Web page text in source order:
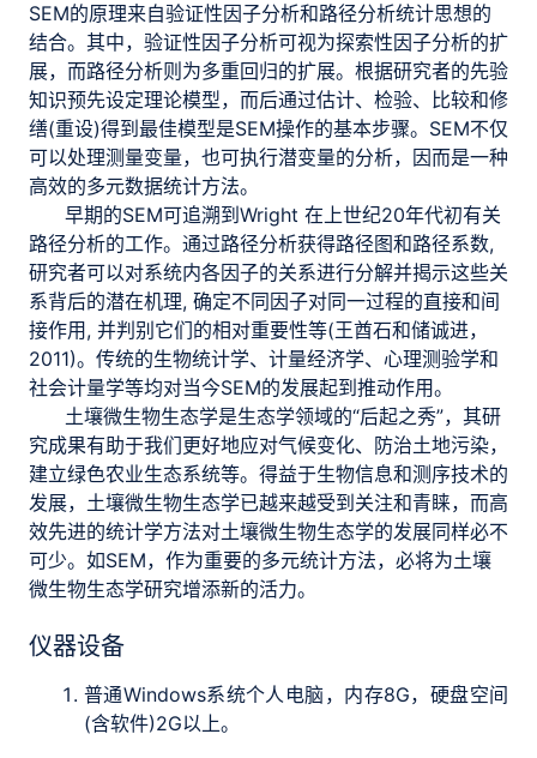
SEM的原理来自验证性因子分析和路径分析统计思想的
结合。其中，验证性因子分析可视为探索性因子分析的扩
展，而路径分析则为多重回归的扩展。根据研究者的先验
知识预先设定理论模型，而后通过估计、检验、比较和修
缮(重设)得到最佳模型是SEM操作的基本步骤。SEM不仅
可以处理测量变量，也可执行潜变量的分析，因而是一种
高效的多元数据统计方法。
早期的SEM可追溯到Wright 在上世纪20年代初有关
路径分析的工作。通过路径分析获得路径图和路径系数,
研究者可以对系统内各因子的关系进行分解并揭示这些关
系背后的潜在机理, 确定不同因子对同一过程的直接和间
接作用, 并判别它们的相对重要性等(王酋石和储诚进，
2011)。传统的生物统计学、计量经济学、心理测验学和
社会计量学等均对当今SEM的发展起到推动作用。
土壤微生物生态学是生态学领域的“后起之秀”，其研
究成果有助于我们更好地应对气候变化、防治土地污染，
建立绿色农业生态系统等。得益于生物信息和测序技术的
发展，土壤微生物生态学已越来越受到关注和青睐，而高
效先进的统计学方法对土壤微生物生态学的发展同样必不
可少。如SEM，作为重要的多元统计方法，必将为土壤
微生物生态学研究增添新的活力。
仪器设备
普通Windows系统个人电脑，内存8G，硬盘空间
(含软件)2G以上。